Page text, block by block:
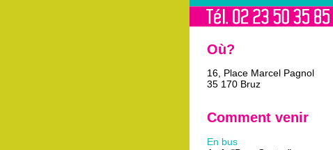
Où?
16, Place Marcel Pagnol
35 170 Bruz
Comment venir
En bus